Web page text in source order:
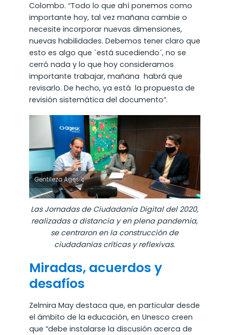
Colombo. “Todo lo que ahí ponemos como
importante hoy, tal vez mañana cambie o
necesite incorporar nuevas dimensiones,
nuevas habilidades. Debemos tener claro que
esto es algo que `está sucediendo´, no se
cerró nada y lo que hoy consideramos
importante trabajar, mañana habrá que
revisarlo. De hecho, ya está la propuesta de
revisión sistemática del documento”.
Gentileza Agesic
Las Jornadas de Ciudadanía Digital del 2020,
realizadas a distancia y en plena pandemia,
se centraron en la construcción de
ciudadanías críticas y reflexivas.
Miradas, acuerdos y
desafíos
Zelmira May destaca que, en particular desde
el ámbito de la educación, en Unesco creen
que “debe instalarse la discusión acerca de